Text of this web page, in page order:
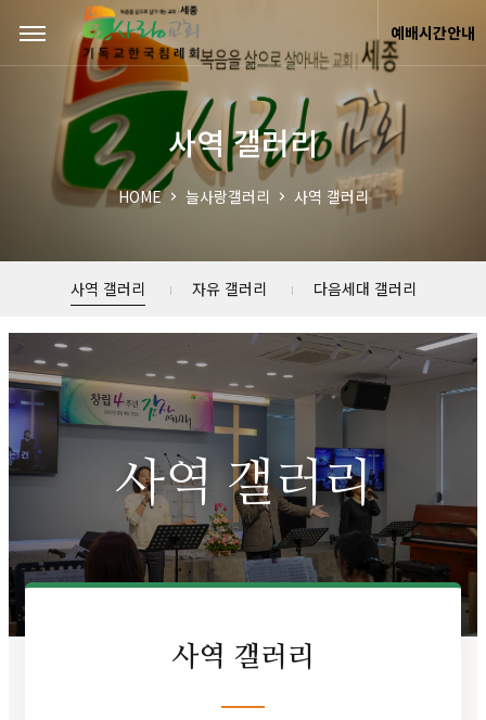
예배시간안내
사역 갤러리
HOME 늘사랑갤러리 사역 갤러리
사역 갤러리 자유 갤러리 다음세대 갤러리
사역 갤러리
사역 갤러리